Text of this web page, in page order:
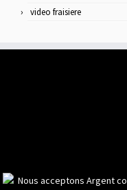
video fraisiere